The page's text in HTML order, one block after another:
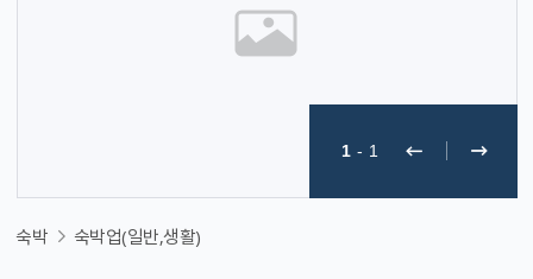
1 - 1
숙박 숙박업(일반,생활)